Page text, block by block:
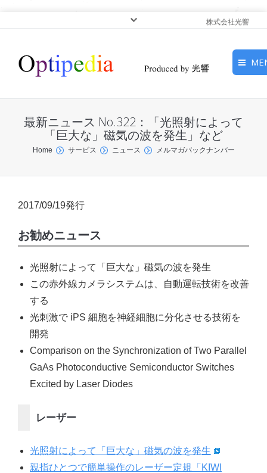
株式会社光響
ピックアップ
最新ニュース No.322：「光照射によって
「巨大な」磁気の波を発生」など
You are here:
Home サービス ニュース メルマガバックナンバー
2017/09/19発行
お勧めニュース
光照射によって「巨大な」磁気の波を発生
この赤外線カメラシステムは、自動運転技術を改善
する
光刺激で iPS 細胞を神経細胞に分化させる技術を
開発
Comparison on the Synchronization of Two Parallel
GaAs Photoconductive Semiconductor Switches
Excited by Laser Diodes
レーザー
光照射によって「巨大な」磁気の波を発生
親指ひとつで簡単操作のレーザー定規「KIWI